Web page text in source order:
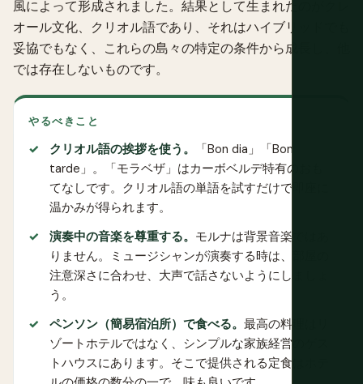
風によって形成されました。結果として生まれたのがクレ
オール文化、クリオル語であり、それはハイブリッドでも
妥協でもなく、これらの島々の特定の条件から成長し、他
では存在しないものです。
やるべきこと
クリオル語の挨拶を使う。
「Bon dia」「Bon
tarde」。「モラベザ」はカーボベルデ特有のおも
てなしです。クリオル語の単語を試すだけで即座に
温かみが得られます。
演奏中の音楽を尊重する。 モルナは背景音楽ではあ
りません。ミュージシャンが演奏する時は、部屋の
注意深さに合わせ、大声で話さないようにしましょ
う。
ペンソン（簡易宿泊所）で食べる。 最高の料理はリ
ゾートホテルではなく、シンプルな家族経営のゲス
トハウスにあります。そこで提供される定食はホテ